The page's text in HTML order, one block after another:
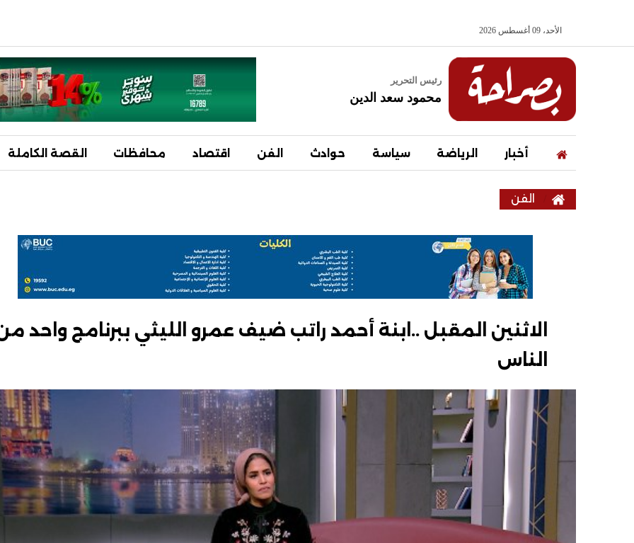
الأحد، 09 أغسطس 2026
رئيس التحرير
محمود سعد الدين
أخبار الرياضة سياسة حوادث الفن اقتصاد محافظات القصة الكاملة
الفن
الاثنين المقبل ..ابنة أحمد راتب ضيف عمرو الليثي ببرنامج واحد
الناس